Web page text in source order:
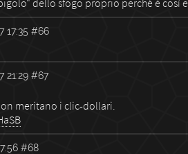
dello sfogo proprio perché è così
17:35 #66
21:29 #67
meritano i clic-dollari.
#68